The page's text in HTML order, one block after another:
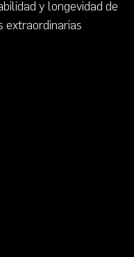
y longevidad de
extraordinarias